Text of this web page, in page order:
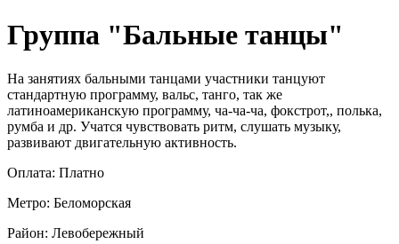
Группа "Бальные танцы"
На занятиях бальными танцами участники танцуют
стандартную программу, вальс, танго, так же
латиноамериканскую программу, ча-ча-ча, фокстрот,, полька,
румба и др. Учатся чувствовать ритм, слушать музыку,
развивают двигательную активность.
Оплата: Платно
Метро: Беломорская
Район: Левобережный